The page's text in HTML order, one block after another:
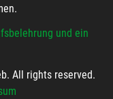
und ein
All rights reserved.